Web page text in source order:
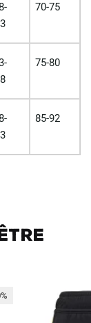
70-75
75-80
85-92